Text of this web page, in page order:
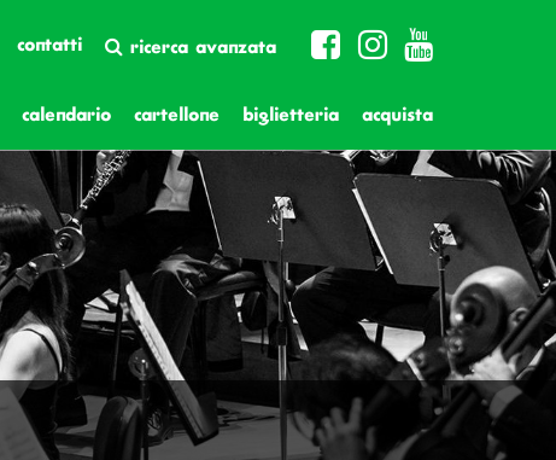
contatti ricerca avanzata
calendario cartellone biglietteria acquista